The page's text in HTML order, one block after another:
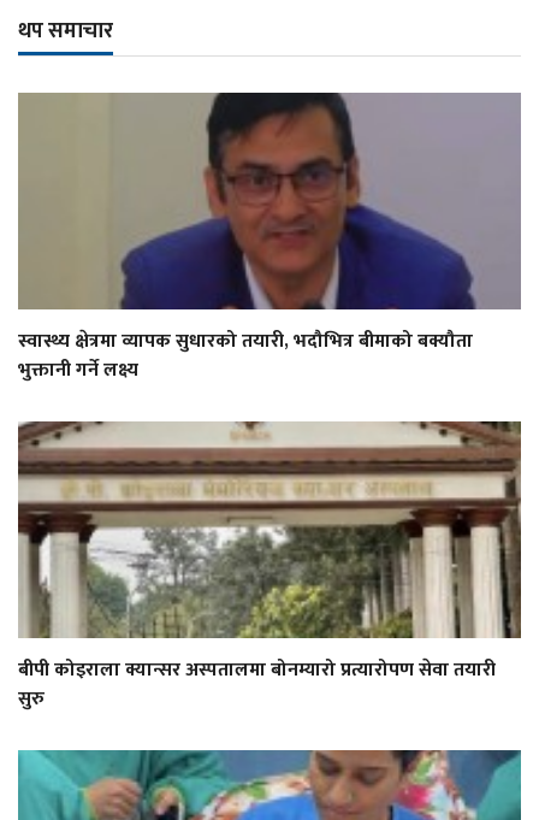
थप समाचार
स्वास्थ्य क्षेत्रमा व्यापक सुधारको तयारी, भदौभित्र बीमाको बक्यौता
भुक्तानी गर्ने लक्ष्य
बीपी कोइराला क्यान्सर अस्पतालमा बोनम्यारो प्रत्यारोपण सेवा तयारी
सुरु